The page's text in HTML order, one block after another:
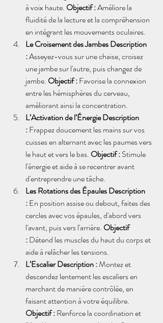
à voix haute. Objectif : Améliore la
fluidité de la lecture et la compréhension
en intégrant les mouvements oculaires.
Le Croisement des Jambes Description
: Asseyez-vous sur une chaise, croisez
une jambe sur l'autre, puis changez de
jambe. Objectif : Favorise la connexion
entre les hémisphères du cerveau,
améliorant ainsi la concentration.
L’Activation de l’Énergie Description
: Frappez doucement les mains sur vos
cuisses en alternant avec les paumes vers
le haut et vers le bas. Objectif : Stimule
l'énergie et aide à se recentrer avant
d'entreprendre une tâche.
Les Rotations des Épaules Description
: En position assise ou debout, faites des
cercles avec vos épaules, d'abord vers
l'avant, puis vers l'arrière. Objectif
: Détend les muscles du haut du corps et
aide à relâcher les tensions.
L’Escalier Description : Montez et
descendez lentement les escaliers en
marchant de manière contrôlée, en
faisant attention à votre équilibre.
Objectif : Renforce la coordination et